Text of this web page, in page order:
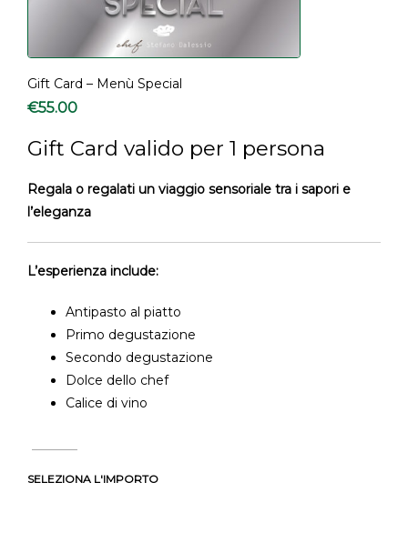
Gift Card – Menù Special
€55.00
Gift Card valido per 1 persona
Regala o regalati un viaggio sensoriale tra i sapori e
l’eleganza
L’esperienza include:
Antipasto al piatto
Primo degustazione
Secondo degustazione
Dolce dello chef
Calice di vino
SELEZIONA L'IMPORTO